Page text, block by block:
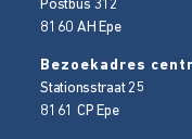
Postbus 312
8160 AH Epe
Bezoekadres
Stationsstraat 25
8161 CP Epe